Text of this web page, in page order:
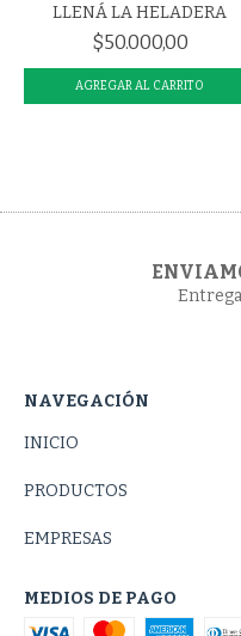
LLENÁ LA HELADERA
$50.000,00
NAVEGACIÓN
INICIO
PRODUCTOS
EMPRESAS
MEDIOS DE PAGO